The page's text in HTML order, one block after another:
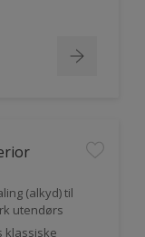
(alkyd) til
utendørs
klassiske